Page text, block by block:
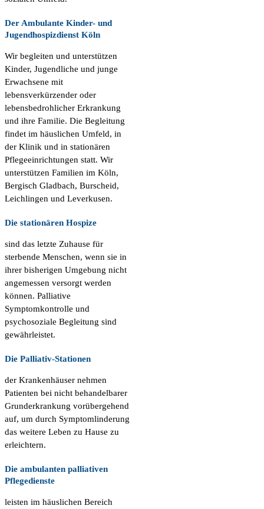
Der Ambulante Kinder- und
Jugendhospizdienst Köln
Wir begleiten und unterstützen
Kinder, Jugendliche und junge
Erwachsene mit
lebensverkürzender oder
lebensbedrohlicher Erkrankung
und ihre Familie. Die Begleitung
findet im häuslichen Umfeld, in
der Klinik und in stationären
Pflegeeinrichtungen statt. Wir
unterstützen Familien im Köln,
Bergisch Gladbach, Burscheid,
Leichlingen und Leverkusen.
Die stationären Hospize
sind das letzte Zuhause für
sterbende Menschen, wenn sie in
ihrer bisherigen Umgebung nicht
angemessen versorgt werden
können. Palliative
Symptomkontrolle und
psychosoziale Begleitung sind
gewährleistet.
Die Palliativ-Stationen
der Krankenhäuser nehmen
Patienten bei nicht behandelbarer
Grunderkrankung vorübergehend
auf, um durch Symptomlinderung
das weitere Leben zu Hause zu
erleichtern.
Die ambulanten palliativen
Pflegedienste
leisten im häuslichen Bereich